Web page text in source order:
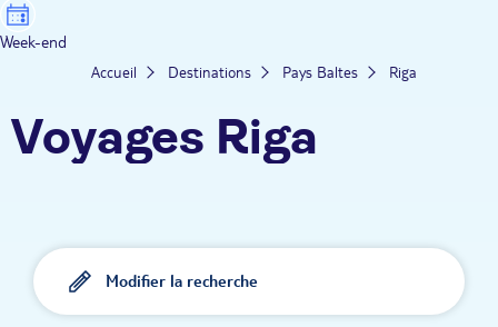
Week-end
Accueil Destinations Pays Baltes Riga
Voyages Riga
Modifier la recherche